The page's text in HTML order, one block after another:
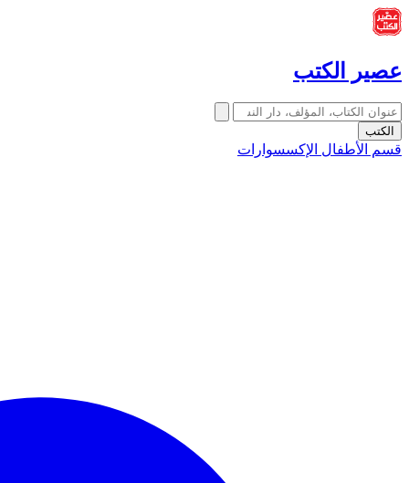
عصير الكتب
الكتب
قسم الأطفال الإكسسوارات